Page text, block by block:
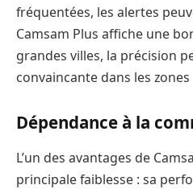
fréquentées, les alertes
Camsam Plus affiche une
grandes villes, la précision
convaincante dans les
Dépendance à la
L’un des avantages de
principale faiblesse : sa